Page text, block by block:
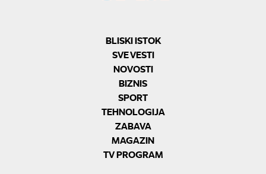
BLISKI ISTOK
SVE VESTI
NOVOSTI
BIZNIS
SPORT
TEHNOLOGIJA
ZABAVA
MAGAZIN
TV PROGRAM